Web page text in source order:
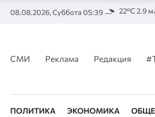
08.08.2026, Суббота 05:39 22°C 2.9
СМИ Реклама Редакция
ПОЛИТИКА ЭКОНОМИКА